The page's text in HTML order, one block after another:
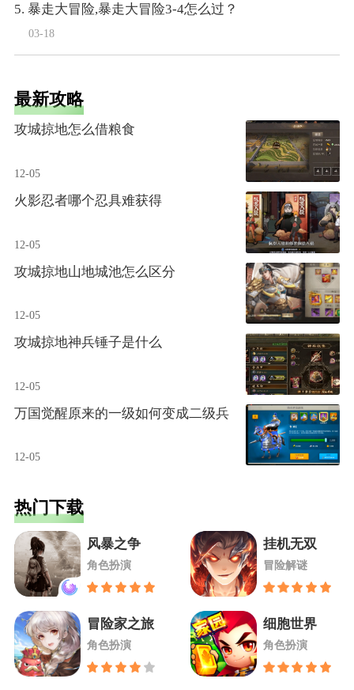
5. 暴走大冒险,暴走大冒险3-4怎么过？
03-18
最新攻略
攻城掠地怎么借粮食
12-05
火影忍者哪个忍具难获得
12-05
攻城掠地山地城池怎么区分
12-05
攻城掠地神兵锤子是什么
12-05
万国觉醒原来的一级如何变成二级兵
12-05
热门下载
风暴之争
角色扮演
冒险家之旅
角色扮演
挂机无双
冒险解谜
细胞世界
角色扮演